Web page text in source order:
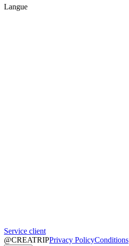
Langue
Service client
@CREATRIPPrivacy PolicyConditions